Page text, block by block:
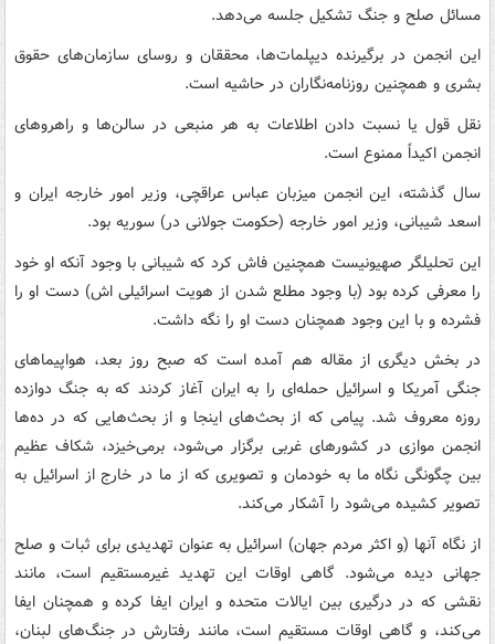
مسائل صلح و جنگ تشکیل جلسه می‌دهد.
این انجمن در برگیرنده دیپلمات‌ها، محققان و روسای سازمان‌های حقوق
بشری و همچنین روزنامه‌نگاران در حاشیه است.
نقل قول یا نسبت دادن اطلاعات به هر منبعی در سالن‌ها و راهروهای
انجمن اکیداً ممنوع است.
سال گذشته، این انجمن میزبان عباس عراقچی، وزیر امور خارجه ایران و
اسعد شیبانی، وزیر امور خارجه (حکومت جولانی در) سوریه بود.
این تحلیلگر صهیونیست همچنین فاش کرد که شیبانی با وجود آنکه او خود
را معرفی کرده بود (با وجود مطلع شدن از هویت اسرائیلی اش) دست او را
فشرده و با این وجود همچنان دست او را نگه داشت.
در بخش دیگری از مقاله هم آمده است که صبح روز بعد، هواپیماهای
جنگی آمریکا و اسرائیل حمله‌ای را به ایران آغاز کردند که به جنگ دوازده
روزه معروف شد. پیامی که از بحث‌های اینجا و از بحث‌هایی که در ده‌ها
انجمن موازی در کشورهای غربی برگزار می‌شود، برمی‌خیزد، شکاف عظیم
بین چگونگی نگاه ما به خودمان و تصویری که از ما در خارج از اسرائیل به
تصویر کشیده می‌شود را آشکار می‌کند.
از نگاه آنها (و اکثر مردم جهان) اسرائیل به عنوان تهدیدی برای ثبات و صلح
جهانی دیده می‌شود. گاهی اوقات این تهدید غیرمستقیم است، مانند
نقشی که در درگیری بین ایالات متحده و ایران ایفا کرده و همچنان ایفا
می‌کند، و گاهی اوقات مستقیم است، مانند رفتارش در جنگ‌های لبنان،